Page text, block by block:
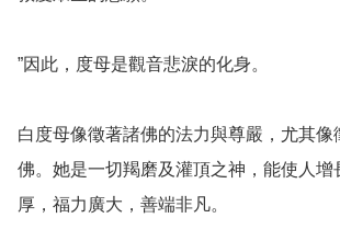
”因此，度母是觀音悲淚的化身。
白度母像徵著諸佛的法力與尊嚴，尤其像
佛。她是一切羯磨及灌頂之神，能使人增
厚，福力廣大，善端非凡。